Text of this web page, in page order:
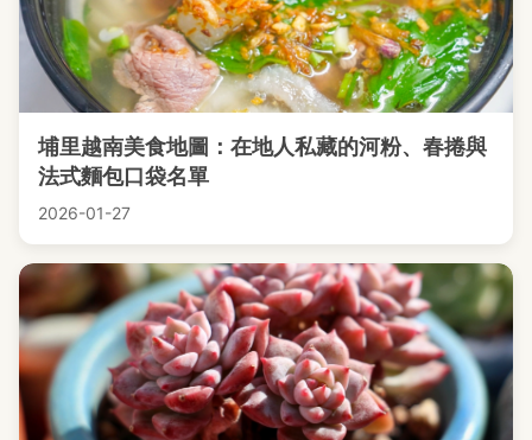
埔里越南美食地圖：在地人私藏的河粉、春捲與
法式麵包口袋名單
2026-01-27